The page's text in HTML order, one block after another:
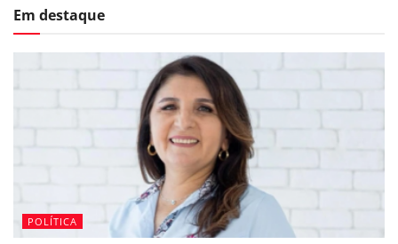
Em destaque
POLÍTICA